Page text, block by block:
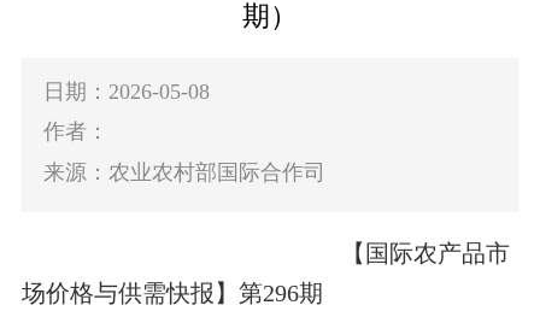
期）
日期：2026-05-08
作者：
来源：农业农村部国际合作司
【国际农产品市
场价格与供需快报】第296期